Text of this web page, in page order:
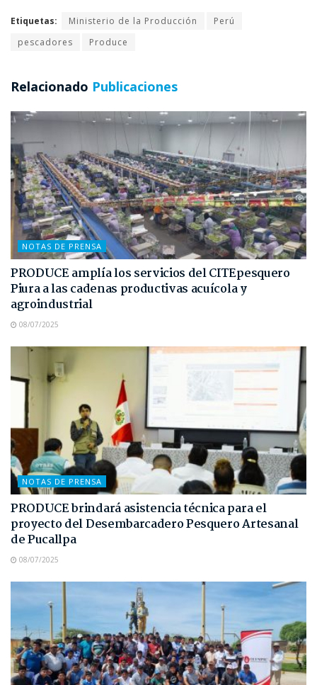
Etiquetas: Ministerio de la Producción
Perú
pescadores
Produce
Relacionado Publicaciones
NOTAS DE PRENSA
PRODUCE amplía los servicios del CITEpesquero
Piura a las cadenas productivas acuícola y
agroindustrial
08/07/2025
NOTAS DE PRENSA
PRODUCE brindará asistencia técnica para el
proyecto del Desembarcadero Pesquero Artesanal
de Pucallpa
08/07/2025